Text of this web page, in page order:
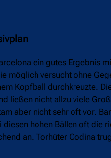
ein gutes Ergebnis
möglich versucht ohne
Kopfball durchkreuzte.
ließen nicht allzu viele
aber nicht sehr oft vor.
hohen Bällen oft die
an. Torhüter Codina